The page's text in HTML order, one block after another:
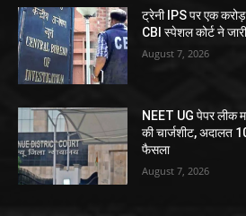
ट्रेनी IPS पर एक
CBI स्पेशल कोर्ट ने
August 7, 2026
NEET UG पेपर लीक
की चार्जशीट, अदालत
फैसला
August 7, 2026